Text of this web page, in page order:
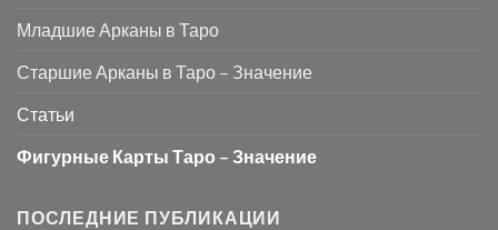
Младшие Арканы в Таро
Старшие Арканы в Таро – Значение
Статьи
Фигурные Карты Таро – Значение
ПОСЛЕДНИЕ ПУБЛИКАЦИИ